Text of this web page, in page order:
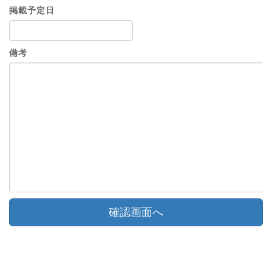
掲載予定日
備考
確認画面へ